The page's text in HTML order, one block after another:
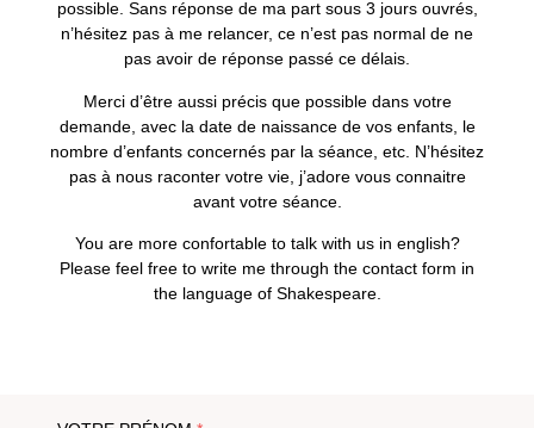
possible. Sans réponse de ma part sous 3 jours ouvrés,
n’hésitez pas à me relancer, ce n’est pas normal de ne
pas avoir de réponse passé ce délais.
Merci d’être aussi précis que possible dans votre
demande, avec la date de naissance de vos enfants, le
nombre d’enfants concernés par la séance, etc. N’hésitez
pas à nous raconter votre vie, j’adore vous connaitre
avant votre séance.
You are more confortable to talk with us in english?
Please feel free to write me through the contact form in
the language of Shakespeare.